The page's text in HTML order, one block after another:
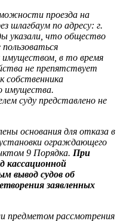
проезда на
шлагбаум по адресу: г.
указали, что общество
в то время
не препятствует
собственника
имущества.
суду представлено не
основания для отказа в
ограждающего
9 Порядка. При
кассационной
вывод судов об
заявленных
предметом рассмотрения